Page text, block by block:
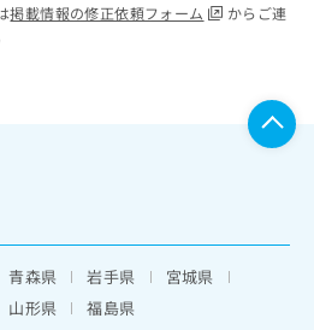
掲載情報の修正依頼フォーム
からご連
青森県 岩手県
宮城県
山形県
福島県